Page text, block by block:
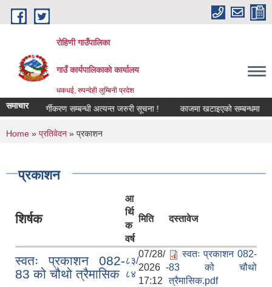
Skip to main content
रोहिणी गाउँपालिका
गाउँ कार्यपालिकाको कार्यालय
धकधई, रुपन्देही लुम्बिनी प्रदेश
समाचार
भूमि वर्गीकरण सम्बन्धी अत्यन्त जरुरी सूचना ! काजमा खटाइएको सम्बन्धमा
You are here
Home » प्रतिवेदन » प्रकाशन
प्रकाशन
शिर्षक
आ
र्थि
क
वर्ष
मिति दस्तावेज
स्वतः प्रकाशन 082-
83 को चौथो त्रैमासिक
८३/
८४
07/28/
2026 -
17:12
स्वतः प्रकाशन 082-
83 को चौथो
त्रैमासिक.pdf